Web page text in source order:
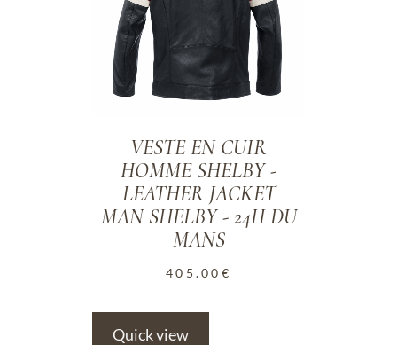
VESTE EN CUIR
HOMME SHELBY -
LEATHER JACKET
MAN SHELBY - 24H DU
MANS
405.00 €
Quick view